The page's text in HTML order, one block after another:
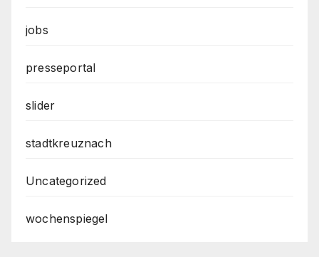
jobs
presseportal
slider
stadtkreuznach
Uncategorized
wochenspiegel